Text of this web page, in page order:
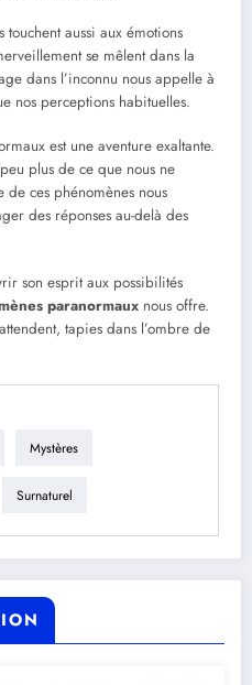
touchent aussi aux émotions
se mêlent dans la
dans l’inconnu nous appelle à
nos perceptions habituelles.
est une aventure exaltante.
plus de ce que nous ne
de ces phénomènes nous
des réponses au-delà des
son esprit aux possibilités
paranormaux nous offre.
tapies dans l’ombre de
Mystères
Surnaturel